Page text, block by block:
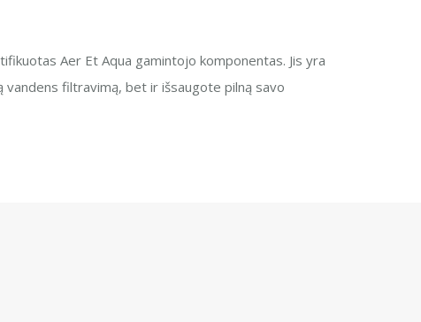
Aer Et Aqua gamintojo komponentas. Jis yra
filtravimą, bet ir išsaugote pilną savo